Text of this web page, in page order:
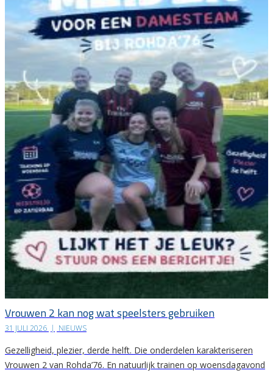
Vrouwen 2 kan nog wat speelsters gebruiken
31 JULI 2026 | NIEUWS
Gezelligheid, plezier, derde helft. Die onderdelen karakteriseren
Vrouwen 2 van Rohda’76. En natuurlijk trainen op woensdagavond